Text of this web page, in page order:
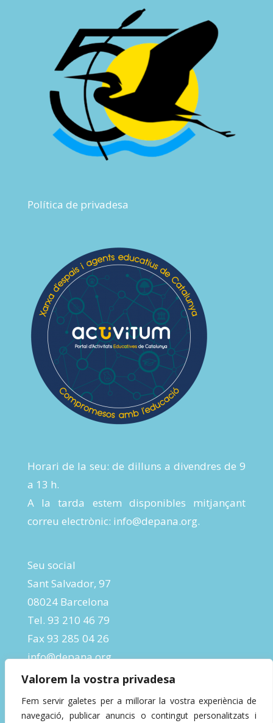
Valorem la vostra privadesa
Fem servir galetes per a millorar la vostra experiència de
navegació, publicar anuncis o contingut personalitzats i
Política de privadesa
Horari de la seu: de dilluns a divendres de 9
a 13 h.
A la tarda estem disponibles mitjançant
correu electrònic: info@depana.org.
Seu social
Sant Salvador, 97
08024 Barcelona
Tel. 93 210 46 79
Fax 93 285 04 26
info@depana.org